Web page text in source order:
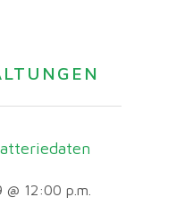
12:00 p.m.